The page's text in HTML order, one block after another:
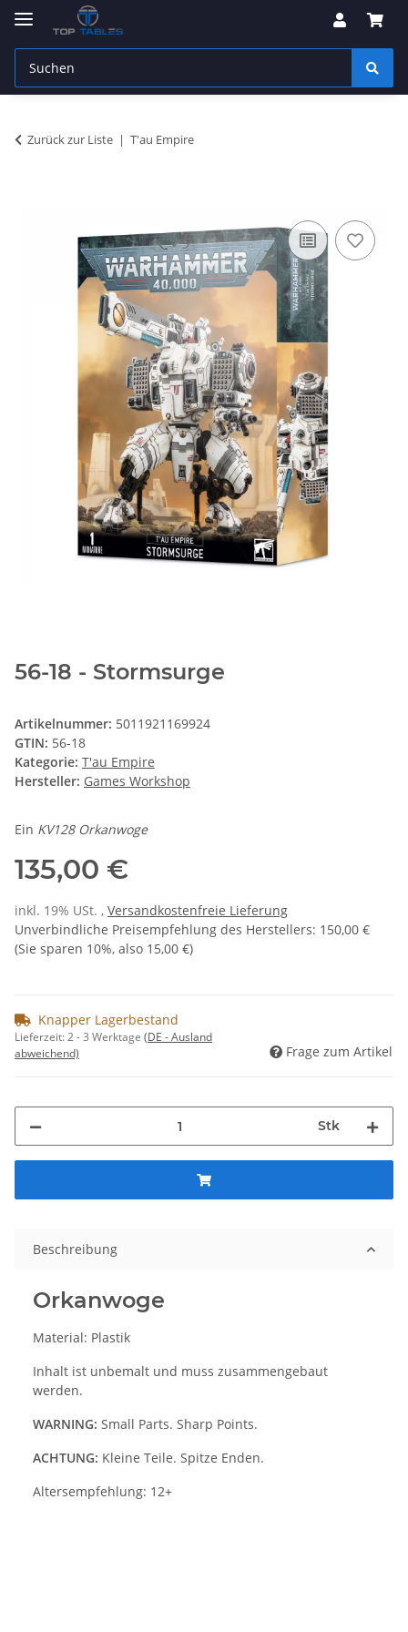
Zurück zur Liste T'au Empire
56-18 - Stormsurge
Artikelnummer: 5011921169924
GTIN: 56-18
Kategorie: T'au Empire
Hersteller: Games Workshop
Ein KV128 Orkanwoge
135,00 €
inkl. 19% USt. , Versandkostenfreie Lieferung
Unverbindliche Preisempfehlung des Herstellers: 150,00 €
(Sie sparen 10%, also 15,00 €)
Knapper Lagerbestand
Lieferzeit:2 - 3 Werktage (DE - Ausland
abweichend)
Frage zum Artikel
Stk
Beschreibung
Orkanwoge
Material: Plastik
Inhalt ist unbemalt und muss zusammengebaut
werden.
WARNING: Small Parts. Sharp Points.
ACHTUNG: Kleine Teile. Spitze Enden.
Altersempfehlung: 12+